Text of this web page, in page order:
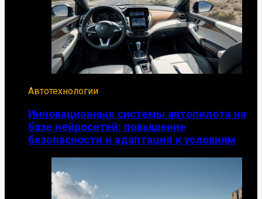
Автотехнологии
Инновационные системы автопилота на
базе нейросетей: повышение
безопасности и адаптация к условиям